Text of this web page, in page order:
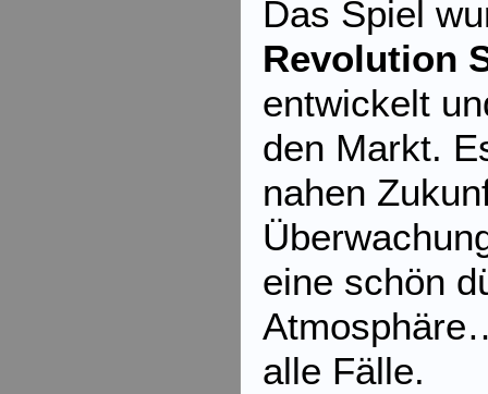
Das Spiel
Revolution
entwickelt
den Markt.
nahen
eine schön
alle Fälle.